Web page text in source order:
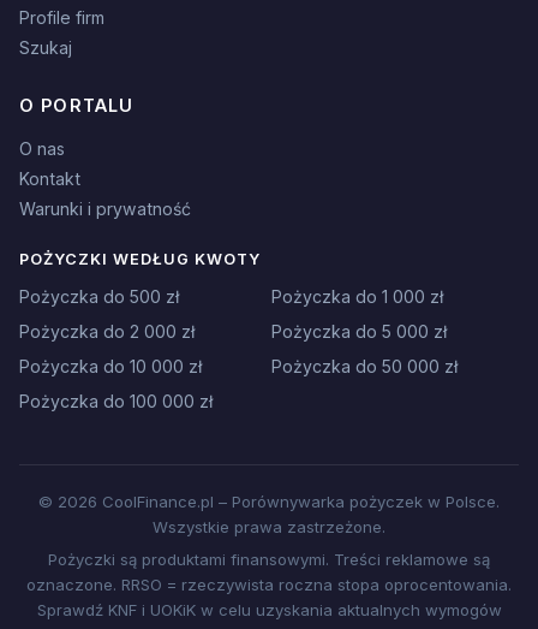
Profile firm
Szukaj
O PORTALU
O nas
Kontakt
Warunki i prywatność
POŻYCZKI WEDŁUG KWOTY
Pożyczka do 500 zł
Pożyczka do 1 000 zł
Pożyczka do 2 000 zł
Pożyczka do 5 000 zł
Pożyczka do 10 000 zł
Pożyczka do 50 000 zł
Pożyczka do 100 000 zł
© 2026 CoolFinance.pl – Porównywarka pożyczek w Polsce.
Wszystkie prawa zastrzeżone.
Pożyczki są produktami finansowymi. Treści reklamowe są
oznaczone. RRSO = rzeczywista roczna stopa oprocentowania.
Sprawdź KNF i UOKiK w celu uzyskania aktualnych wymogów